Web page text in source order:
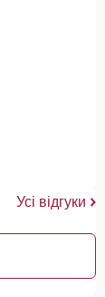
Усі відгуки